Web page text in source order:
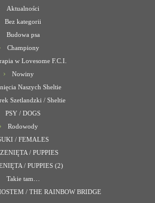
Aktualności
Bez kategorii
Budowa psa
Championy
w Lovesome F.C.I.
Nowiny
Naszych Sheltie
Szetlandzki / Sheltie
PSY / DOGS
Rodowody
/ FEMALES
/ PUPPIES
/ PUPPIES (2)
Takie tam…
/ THE RAINBOW BRIDGE